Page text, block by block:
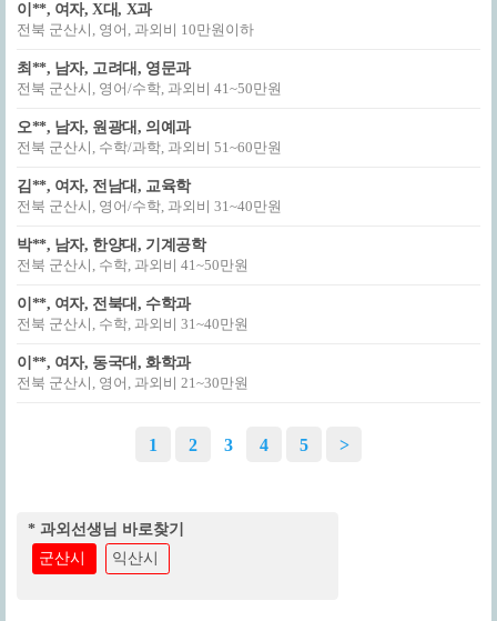
이**, 여자, X대, X과
전북 군산시, 영어, 과외비 10만원이하
최**, 남자, 고려대, 영문과
전북 군산시, 영어/수학, 과외비 41~50만원
오**, 남자, 원광대, 의예과
전북 군산시, 수학/과학, 과외비 51~60만원
김**, 여자, 전남대, 교육학
전북 군산시, 영어/수학, 과외비 31~40만원
박**, 남자, 한양대, 기계공학
전북 군산시, 수학, 과외비 41~50만원
이**, 여자, 전북대, 수학과
전북 군산시, 수학, 과외비 31~40만원
이**, 여자, 동국대, 화학과
전북 군산시, 영어, 과외비 21~30만원
1 2 3 4 5 >
* 과외선생님 바로찾기
군산시
익산시